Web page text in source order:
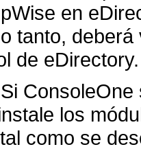
en
tanto,
de eDirectory.
los
como se